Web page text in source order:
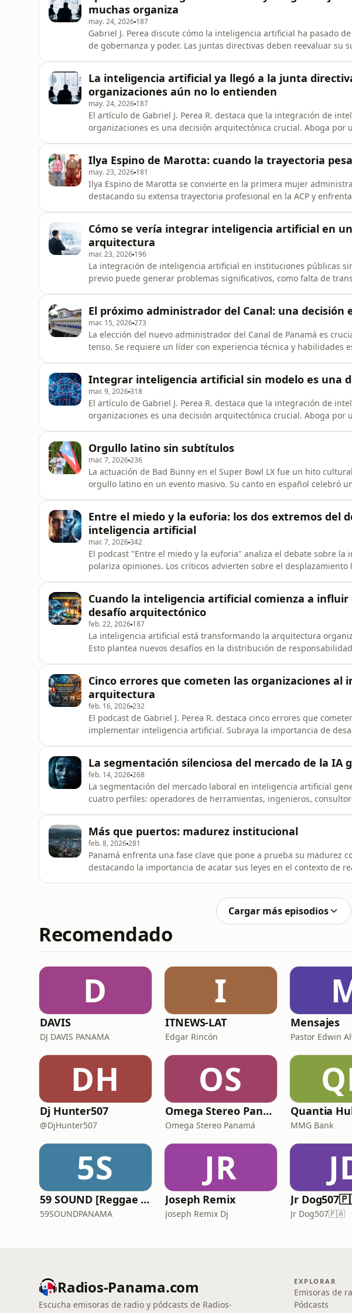
muchas organiza
may. 24, 2026 187
Gabriel J. Perea discute cómo la inteligencia artificial ha pasado
de gobernanza y poder. Las juntas directivas deben reevaluar su
La inteligencia artificial ya llegó a la junta
organizaciones aún no lo entienden
may. 24, 2026 187
El artículo de Gabriel J. Perea R. destaca que la integración de
organizaciones es una decisión arquitectónica crucial. Aboga por
Ilya Espino de Marotta: cuando la trayectoria
may. 23, 2026 181
Ilya Espino de Marotta se convierte en la primera mujer
destacando su extensa trayectoria profesional en la ACP y
Cómo se vería integrar inteligencia artificial en
arquitectura
mar. 23, 2026 196
La integración de inteligencia artificial en instituciones públicas
previo puede generar problemas significativos, como falta de
El próximo administrador del Canal: una decisión
mar. 15, 2026273
La elección del nuevo administrador del Canal de Panamá es
tenso. Se requiere un líder con experiencia técnica y habilidades
Integrar inteligencia artificial sin modelo es una
mar. 9, 2026318
El artículo de Gabriel J. Perea R. destaca que la integración de
organizaciones es una decisión arquitectónica crucial. Aboga por
Orgullo latino sin subtítulos
mar. 7, 2026236
La actuación de Bad Bunny en el Super Bowl LX fue un hito
orgullo latino en un evento masivo. Su canto en español celebró
Entre el miedo y la euforia: los dos extremos del
inteligencia artificial
mar. 7, 2026342
El podcast "Entre el miedo y la euforia" analiza el debate sobre
polariza opiniones. Los críticos advierten sobre el
Cuando la inteligencia artificial comienza a influir
desafío arquitectónico
feb. 22, 2026 187
La inteligencia artificial está transformando la arquitectura
Esto plantea nuevos desafíos en la distribución de
Cinco errores que cometen las organizaciones al
arquitectura
feb. 16, 2026232
El podcast de Gabriel J. Perea R. destaca cinco errores que
implementar inteligencia artificial. Subraya la importancia de
La segmentación silenciosa del mercado de la IA
feb. 14, 2026268
La segmentación del mercado laboral en inteligencia artificial
cuatro perfiles: operadores de herramientas, ingenieros,
Más que puertos: madurez institucional
feb. 8, 2026281
Panamá enfrenta una fase clave que pone a prueba su madurez
destacando la importancia de acatar sus leyes en el contexto de
Cargar más episodios
Recomendado
D
DAVIS
DJ DAVIS PANAMA
I
ITNEWS-LAT
Edgar Rincón
Mensajes
Pastor Edwin
DH
Dj Hunter507
@DjHunter507
OS
Omega Stereo Panamá
Omega Stereo Panamá MMG Bank
5S
59 SOUND [Reggae Dancehall Mixes]
59SOUNDPANAMA
JR
Joseph Remix
Joseph Remix Dj
Jr
Jr Dog507🇵🇦
Radios-Panama.com
Escucha emisoras de radio y pódcasts de Radios-
EXPLORAR
Emisoras de
Pódcasts